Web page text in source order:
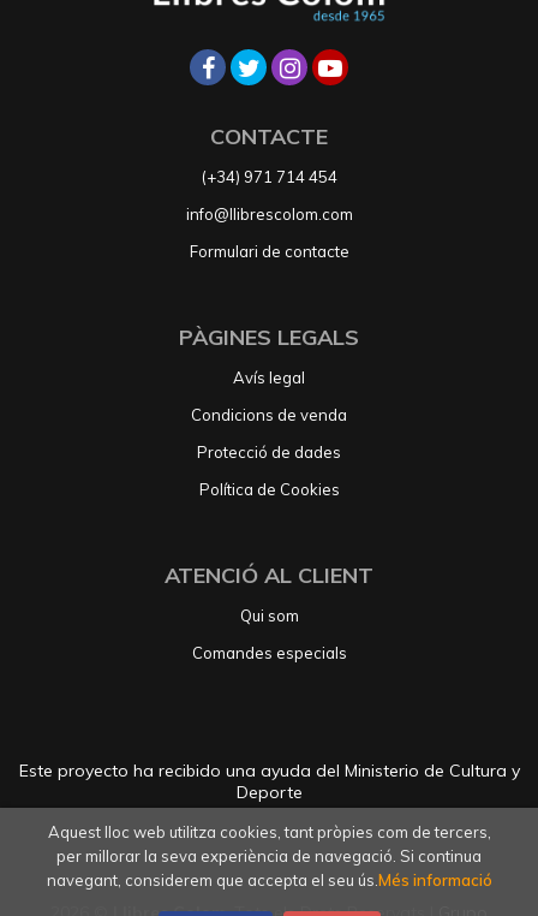
CONTACTE
(+34) 971 714 454
info@llibrescolom.com
Formulari de contacte
PÀGINES LEGALS
Avís legal
Condicions de venda
Protecció de dades
Política de Cookies
ATENCIÓ AL CLIENT
Qui som
Comandes especials
Este proyecto ha recibido una ayuda del Ministerio de Cultura y
Deporte
Aquest lloc web utilitza cookies, tant pròpies com de tercers,
per millorar la seva experiència de navegació. Si continua
navegant, considerem que accepta el seu ús. Més informació